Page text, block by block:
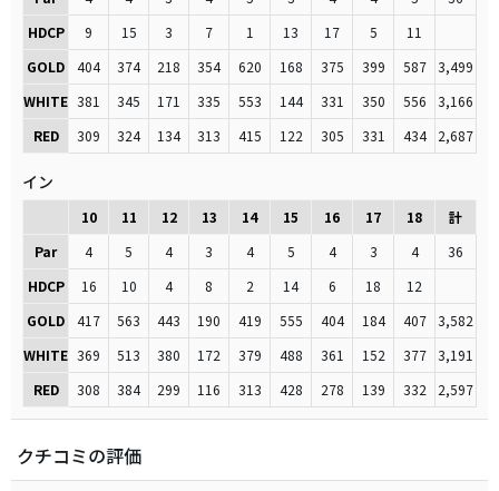
HDCP
9 15 3 7 1 13 17 5
11
GOLD
404 374 218 354 620 168 375 399 587
3,499
WHITE 381 345 171 335 553 144 331 350 556
3,166
RED
309 324 134 313 415 122 305 331 434 2,687
イン
10 11 12 13 14 15 16 17 18
計
Par
4 5 4 3 4 5 4 3 4
36
HDCP
16 10 4 8 2 14 6 18
12
GOLD
417 563 443 190 419 555 404 184 407
3,582
WHITE 369 513 380 172 379 488 361 152 377
3,191
RED
308 384 299 116 313 428 278 139 332 2,597
クチコミの評価